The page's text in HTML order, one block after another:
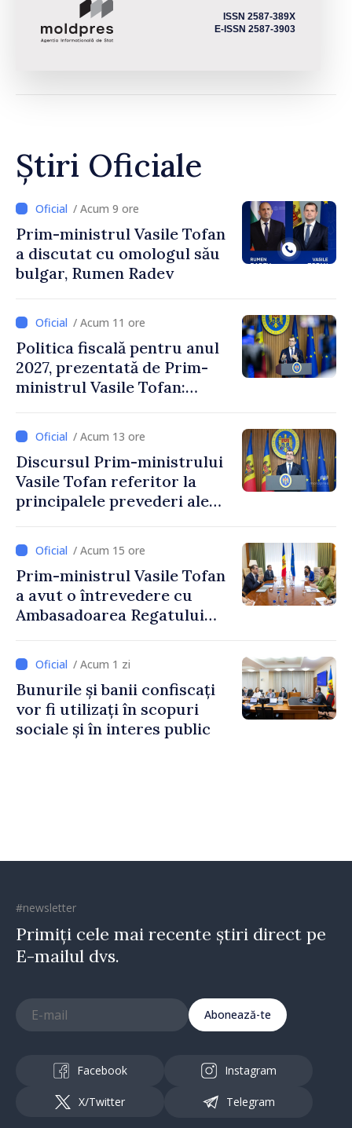
ISSN 2587-389X
E-ISSN 2587-3903
Știri Oficiale
/ Acum 9 ore
Prim-ministrul Vasile Tofan
a discutat cu omologul său
bulgar, Rumen Radev
/ Acum 11 ore
Politica fiscală pentru anul
2027, prezentată de Prim-
ministrul Vasile Tofan:
stimularea investițiilor și o
taxare mai echitabilă
/ Acum 13 ore
Discursul Prim-ministrului
Vasile Tofan referitor la
principalele prevederi ale
2027
/ Acum 15 ore
Prim-ministrul Vasile Tofan
a avut o întrevedere cu
Ambasadoarea Regatului
Irlandei de Nord, Fern
Horine / Acum 1 zi
Bunurile și banii confiscați
vor fi utilizați în scopuri
sociale și în interes public
#newsletter
Primiți cele mai recente știri direct pe
E-mailul dvs.
Abonează-te
Facebook Instagram
X/Twitter Telegram